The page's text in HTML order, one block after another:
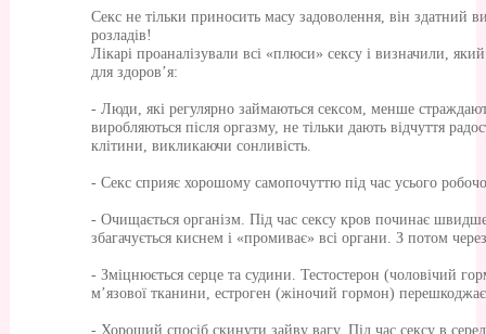
Секс не тільки приносить масу задоволення, він здатний
розладів!
Лікарі проаналізували всі «плюси» сексу і визначили,
для здоров’я:
- Люди, які регулярно займаються сексом, менше
виробляються після оргазму, не тільки дають відчуття
клітини, викликаючи сонливість.
- Секс сприяє хорошому самопочуттю під час усього
- Очищається організм. Під час сексу кров починає
збагачується киснем і «промиває» всі органи. З потом
- Зміцнюється серце та судини. Тестостерон (чоловічий
м’язової тканини, естроген (жіночий гормон)
- Хороший спосіб скинути зайву вагу. Під час сексу в